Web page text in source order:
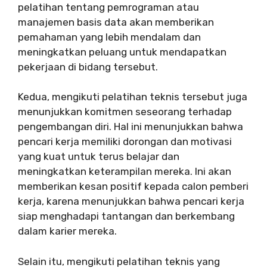
pelatihan tentang pemrograman atau
manajemen basis data akan memberikan
pemahaman yang lebih mendalam dan
meningkatkan peluang untuk mendapatkan
pekerjaan di bidang tersebut.
Kedua, mengikuti pelatihan teknis tersebut juga
menunjukkan komitmen seseorang terhadap
pengembangan diri. Hal ini menunjukkan bahwa
pencari kerja memiliki dorongan dan motivasi
yang kuat untuk terus belajar dan
meningkatkan keterampilan mereka. Ini akan
memberikan kesan positif kepada calon pemberi
kerja, karena menunjukkan bahwa pencari kerja
siap menghadapi tantangan dan berkembang
dalam karier mereka.
Selain itu, mengikuti pelatihan teknis yang